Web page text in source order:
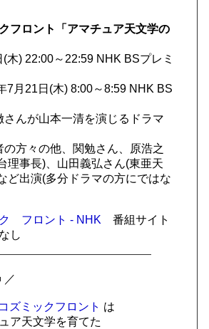
フロント「アマチュア天文学の
木) 22:00～22:59 NHK BSプレミ
7月21日(木) 8:00～8:59 NHK BS
さんが山本一清を演じるドラマ
の方々の他、関勉さん、原浩之
理事長)、山田義弘さん(東亜天
ど出演(多分ドラマの方にではな
フロント - NHK 番組サイト
し
／
ズミックフロント は
ア天文学を育てた